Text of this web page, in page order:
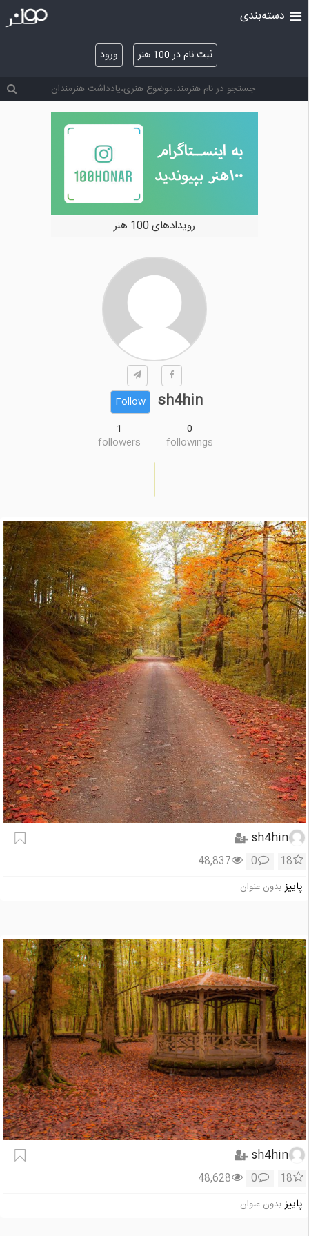
ثبت نام در 100 هنر ورود
دسته‌بندی
رویدادهای 100 هنر
sh4hin
Follow
0
followings
1
followers
sh4hin
18
0
48,837
پاییز بدون عنوان
sh4hin
18
0
48,628
پاییز بدون عنوان